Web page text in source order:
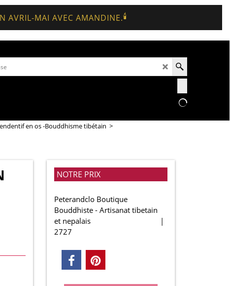
AVRIL-MAI AVEC AMANDINE.🕯️
en os -Bouddhisme tibétain >
NOTRE PRIX
Peterandclo Boutique
Bouddhiste - Artisanat tibetain
et nepalais
2727